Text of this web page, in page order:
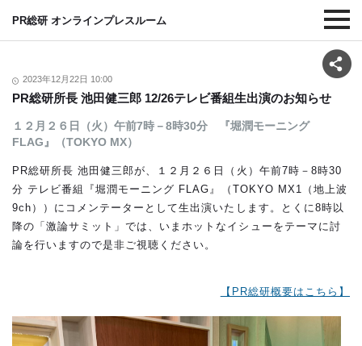
PR総研 オンラインプレスルーム
2023年12月22日 10:00
PR総研所長 池田健三郎 12/26テレビ番組生出演のお知らせ
１２月２６日（火）午前7時－8時30分 『堀潤モーニング
FLAG』（TOKYO MX）
PR総研所長 池田健三郎が、１２月２６日（火）午前7時－8時30
分 テレビ番組『堀潤モーニング FLAG』（TOKYO MX1（地上波
9ch））にコメンテーターとして生出演いたします。とくに8時以
降の「激論サミット」では、いまホットなイシューをテーマに討
論を行いますので是非ご視聴ください。
【PR総研概要はこちら】